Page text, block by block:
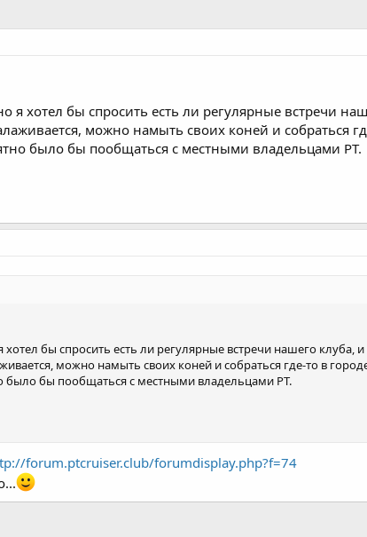
я хотел бы спросить есть ли регулярные встречи
можно намыть своих коней и собраться
было бы пообщаться с местными владельцами PT.
хотел бы спросить есть ли регулярные встречи нашего клуба,
можно намыть своих коней и собраться где-то в
было бы пообщаться с местными владельцами PT.
forum.ptcruiser.club/forumdisplay.php?f=74